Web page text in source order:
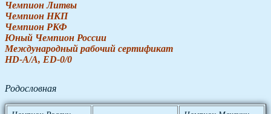
Чемпион Литвы
Чемпион НКП
Чемпион РКФ
Юный Чемпион России
Международный рабочий сертификат
HD-A/A, ED-0/0
Родословная